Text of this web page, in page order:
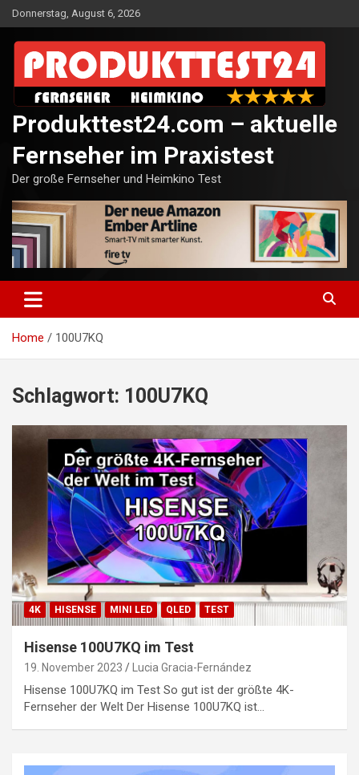
Skip
to
content
Donnerstag, August 6, 2026
Produkttest24.com – aktuelle
Fernseher im Praxistest
Der große Fernseher und Heimkino Test
Home 100U7KQ
Schlagwort: 100U7KQ
4K HISENSE MINI LED QLED TEST
Hisense 100U7KQ im Test
19. November 2023 Lucia Gracia-Fernández
Hisense 100U7KQ im Test So gut ist der größte 4K-
Fernseher der Welt Der Hisense 100U7KQ ist…